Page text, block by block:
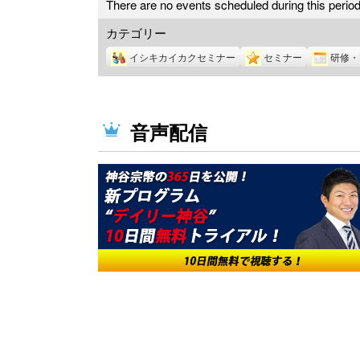
There are no events scheduled during this
カテゴリー
イシキカイカクセミナー セミナー 研修
音声配信